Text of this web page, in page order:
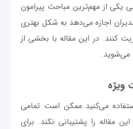
یکی از مهم‌ترین مباحث پیرامون
اجازه می‌دهد به شکل بهتری
کنند. در این مقاله با بخشی از
ویژه
می‌کنید ممکن است تمامی
مقاله را پشتیبانی نکند. برای